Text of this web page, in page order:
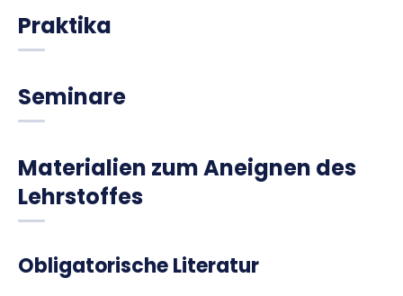
Praktika
Seminare
Materialien zum Aneignen des
Lehrstoffes
Obligatorische Literatur